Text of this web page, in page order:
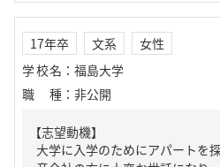
17年卒 文系
女性
学校名 ： 福島大学
職種 ： 非公開
【志望動機】
大学に入学のためにアパートを